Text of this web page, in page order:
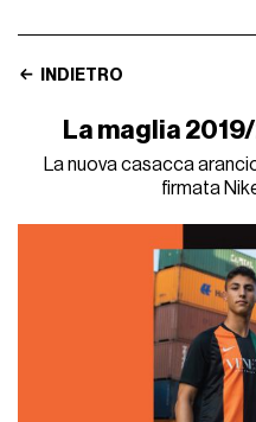
INDIETRO
La maglia
La nuova casacca
firmata